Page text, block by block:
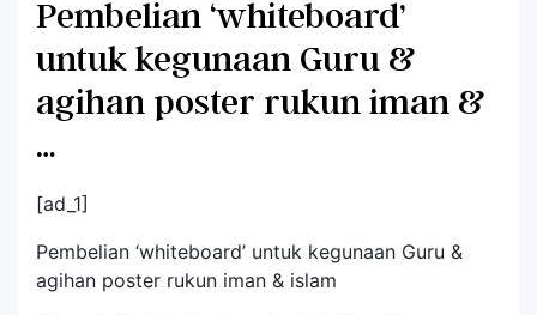
Pembelian ‘whiteboard’
untuk kegunaan Guru &
agihan poster rukun iman &
…
[ad_1]
Pembelian ‘whiteboard’ untuk kegunaan Guru &
agihan poster rukun iman & islam